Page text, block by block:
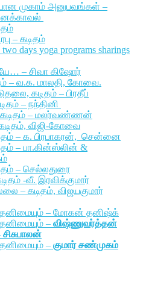
முகாம் அனுபவங்கள் –
– கடிதம்
days yoga programs sharings
– சிவா கிஷோர்
– வ.க. மாலதி, கோவை.
கடிதம் – பிரதீப்
– நந்தினி
கடிதம் – மலர்வண்ணன்
விஜி-கோவை
– க. பிரபாகரன், சென்னை
– பா.கின்ஸ்லின் &
– செல்லதுரை
-வீ. இரவிக்குமார்
– கடிதம், விஜயகுமார்
தனிமையும் – மோகன் தனிஷ்க்
– விஷ்ணுவர்த்தன்
சிசுபாலன்
– குமார் சண்முகம்